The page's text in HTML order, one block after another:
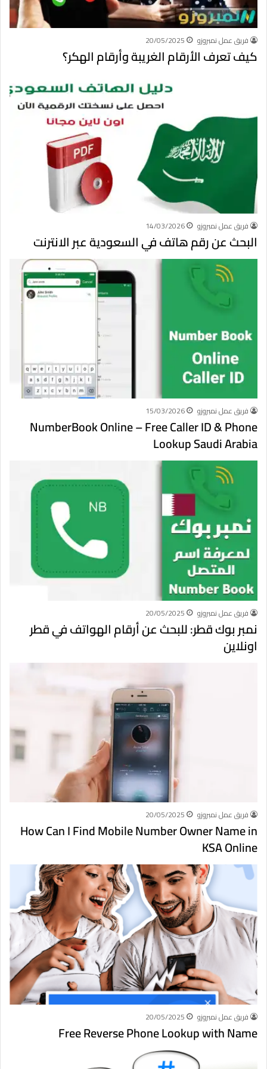
فريق عمل نمبروزو 20/05/2025
كيف تعرف الأرقام الغريبة وأرقام الهكر؟
فريق عمل نمبروزو 14/03/2026
البحث عن رقم هاتف في السعودية عبر الانترنت
فريق عمل نمبروزو 15/03/2026
NumberBook Online – Free Caller ID & Phone
Lookup Saudi Arabia
فريق عمل نمبروزو 20/05/2025
نمبر بوك قطر: للبحث عن أرقام الهواتف في قطر
اونلاين
فريق عمل نمبروزو 20/05/2025
How Can I Find Mobile Number Owner Name in
KSA Online
فريق عمل نمبروزو 20/05/2025
Free Reverse Phone Lookup with Name